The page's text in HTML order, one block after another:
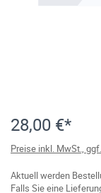
28,00 €*
Preise inkl. MwSt.,
Aktuell werden
Falls Sie eine